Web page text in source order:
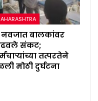
नवजात बालकांवर
संकट;
तत्परतेने
मोठी दुर्घटना